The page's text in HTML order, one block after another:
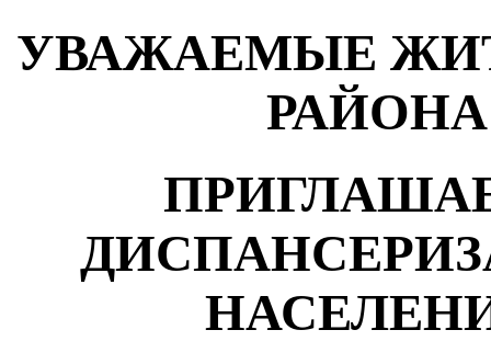
УВАЖАЕМЫЕ